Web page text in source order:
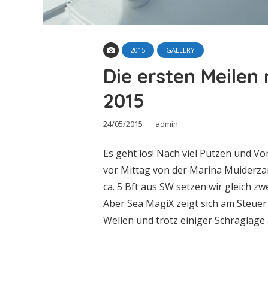
2015 GALLERY
Die ersten Meilen
2015
24/05/2015 admin
Es geht los! Nach viel Putzen und
vor Mittag von der Marina
ca. 5 Bft aus SW setzen wir gleich
Aber Sea MagiX zeigt sich am
Wellen und trotz einiger Schräglage